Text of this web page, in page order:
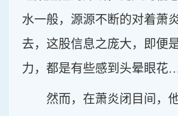
水一般，源源不断的对着萧
去，这股信息之庞大，即便
力，都是有些感到头晕眼
然而，在萧炎闭目间，